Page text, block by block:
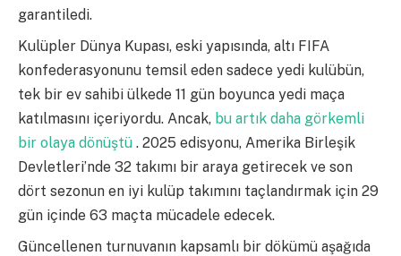
garantiledi.
Kulüpler Dünya Kupası, eski yapısında, altı FIFA
konfederasyonunu temsil eden sadece yedi kulübün,
tek bir ev sahibi ülkede 11 gün boyunca yedi maça
katılmasını içeriyordu. Ancak, bu artık daha görkemli
bir olaya dönüştü . 2025 edisyonu, Amerika Birleşik
Devletleri’nde 32 takımı bir araya getirecek ve son
dört sezonun en iyi kulüp takımını taçlandırmak için 29
gün içinde 63 maçta mücadele edecek.
Güncellenen turnuvanın kapsamlı bir dökümü aşağıda